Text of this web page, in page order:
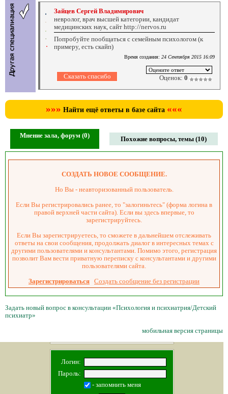
Зайцев Сергей Владимирович
невролог, врач высшей категории, кандидат
медицинских наук, сайт http://nervos.ru
Попробуйте пообщаться с семейным психологом (к
примеру, есть скайп)
Время создания: 24 Сентября 2015 16:09
Оценок: 0
»»» Найти ещё ответы в базе сайта «««
Мнение зала, форум (0) Похожие вопросы, темы (10)
СОЗДАТЬ НОВОЕ СООБЩЕНИЕ.
Но Вы - неавторизованный пользователь.
Если Вы регистрировались ранее, то "залогиньтесь" (форма логина в
правой верхней части сайта). Если вы здесь впервые, то
зарегистрируйтесь.
Если Вы зарегистрируетесь, то сможете в дальнейшем отслеживать
ответы на свои сообщения, продолжать диалог в интересных темах с
другими пользователями и консультантами. Помимо этого, регистрация
позволит Вам вести приватную переписку с консультантами и другими
пользователями сайта.
Зарегистрироваться Создать сообщение без регистрации
Задать новый вопрос в консультации «Психология и психиатрия/Детский
психиатр»
мобильная версия страницы
Логин:
Пароль:
- запомнить меня